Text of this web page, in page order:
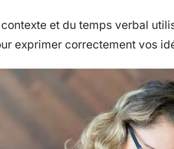
et du temps verbal
exprimer correctement vos